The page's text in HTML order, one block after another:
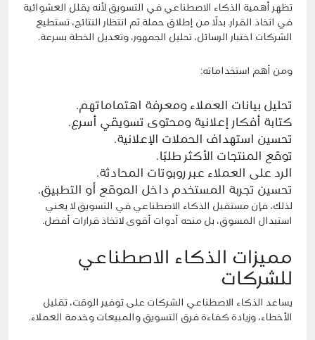
تظهر أهمية الذكاء الاصطناعي في التسويق لأنه يقلل العشوائية
في اتخاذ القرار. بدلًا من إطلاق حملة ثم انتظار النتائج، تستطيع
الشركات اختبار الرسائل، تحليل الجمهور، وتعديل الخطة بسرعة.
ومن أهم استخداماته:
تحليل بيانات العملاء ومعرفة اهتماماتهم.
كتابة أفكار إعلانية ومحتوى تسويقي أسرع.
تحسين استهداف الحملات الإعلانية.
توقع المنتجات الأكثر طلبًا.
الرد على العملاء عبر روبوتات المحادثة.
تحسين تجربة المستخدم داخل الموقع أو التطبيق.
لذلك، فإن مستقبل الذكاء الاصطناعي في التسويق لا يعني
استبدال المسوق، بل منحه أدوات أقوى لاتخاذ قرارات أفضل.
مميزات الذكاء الاصطناعي
للشركات
يساعد الذكاء الاصطناعي الشركات على توفير الوقت، تقليل
الأخطاء، وزيادة كفاءة فرق التسويق والمبيعات وخدمة العملاء.